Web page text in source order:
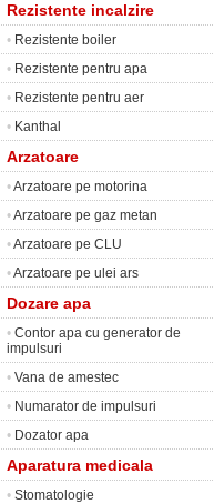
Rezistente incalzire
• Rezistente boiler
• Rezistente pentru apa
• Rezistente pentru aer
• Kanthal
Arzatoare
•Arzatoare pe motorina
•Arzatoare pe gaz metan
•Arzatoare pe CLU
•Arzatoare pe ulei ars
Dozare apa
• Contor apa cu generator de
impulsuri
• Vana de amestec
• Numarator de impulsuri
• Dozator apa
Aparatura medicala
• Stomatologie